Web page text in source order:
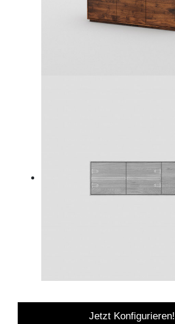
Jetzt Konfigurieren!